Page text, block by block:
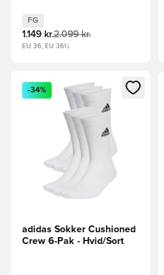
FG
1.149 kr.2.099 kr.
EU 36, EU 36½
Åbner en Modal til at logge
-34%
adidas Sokker Cushioned
Crew 6-Pak - Hvid/Sort